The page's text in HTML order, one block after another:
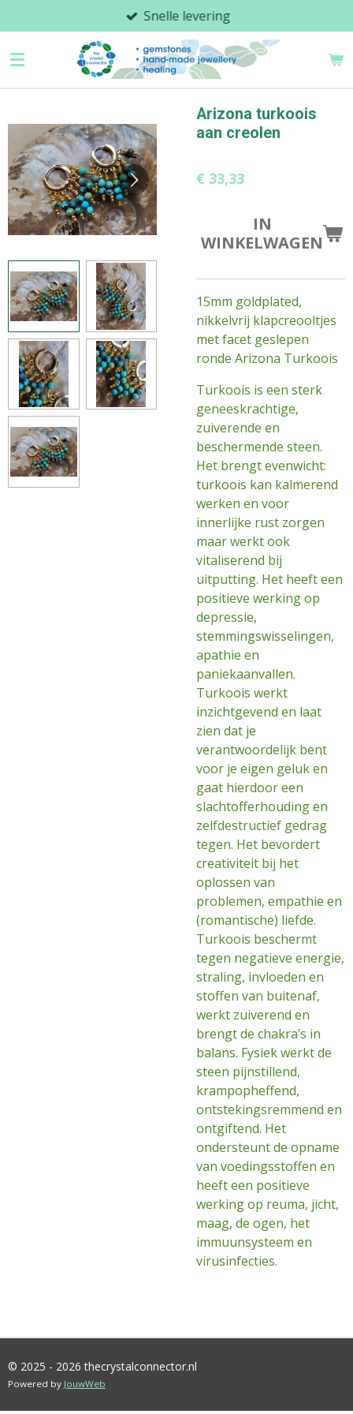
direct
naar
Snelle levering
Arizona turkoois
aan creolen
€ 33,33
IN
WINKELWAGEN
15mm goldplated,
nikkelvrij klapcreooltjes
met facet geslepen
ronde Arizona Turkoois
Turkoois is een sterk
geneeskrachtige,
zuiverende en
beschermende steen.
Het brengt evenwicht:
turkoois kan kalmerend
werken en voor
innerlijke rust zorgen
maar werkt ook
vitaliserend bij
uitputting. Het heeft een
positieve werking op
depressie,
stemmingswisselingen,
apathie en
paniekaanvallen.
Turkoois werkt
inzichtgevend en laat
zien dat je
verantwoordelijk bent
voor je eigen geluk en
gaat hierdoor een
slachtofferhouding en
zelfdestructief gedrag
tegen. Het bevordert
creativiteit bij het
oplossen van
problemen, empathie en
(romantische) liefde.
Turkoois beschermt
tegen negatieve energie,
straling, invloeden en
stoffen van buitenaf,
werkt zuiverend en
brengt de chakra’s in
balans. Fysiek werkt de
steen pijnstillend,
krampopheffend,
ontstekingsremmend en
ontgiftend. Het
ondersteunt de opname
van voedingsstoffen en
heeft een positieve
werking op reuma, jicht,
maag, de ogen, het
immuunsysteem en
virusinfecties.
© 2025 - 2026 thecrystalconnector.nl
Powered by JouwWeb